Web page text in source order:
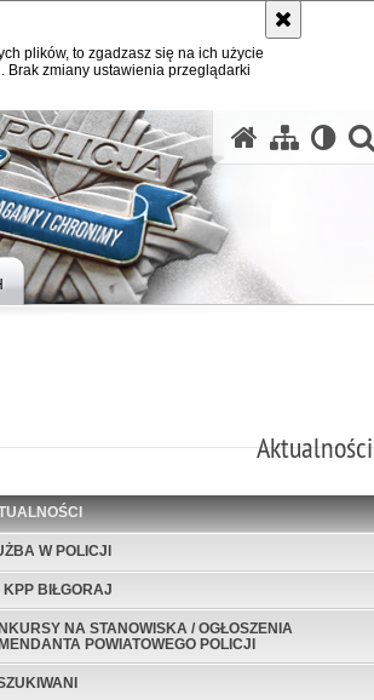
plików, to zgadzasz się na ich użycie
zmiany ustawienia przeglądarki
Aktualności
W POLICJI
KPP BIŁGORAJ
NA STANOWISKA / OGŁOSZENIA
POWIATOWEGO POLICJI